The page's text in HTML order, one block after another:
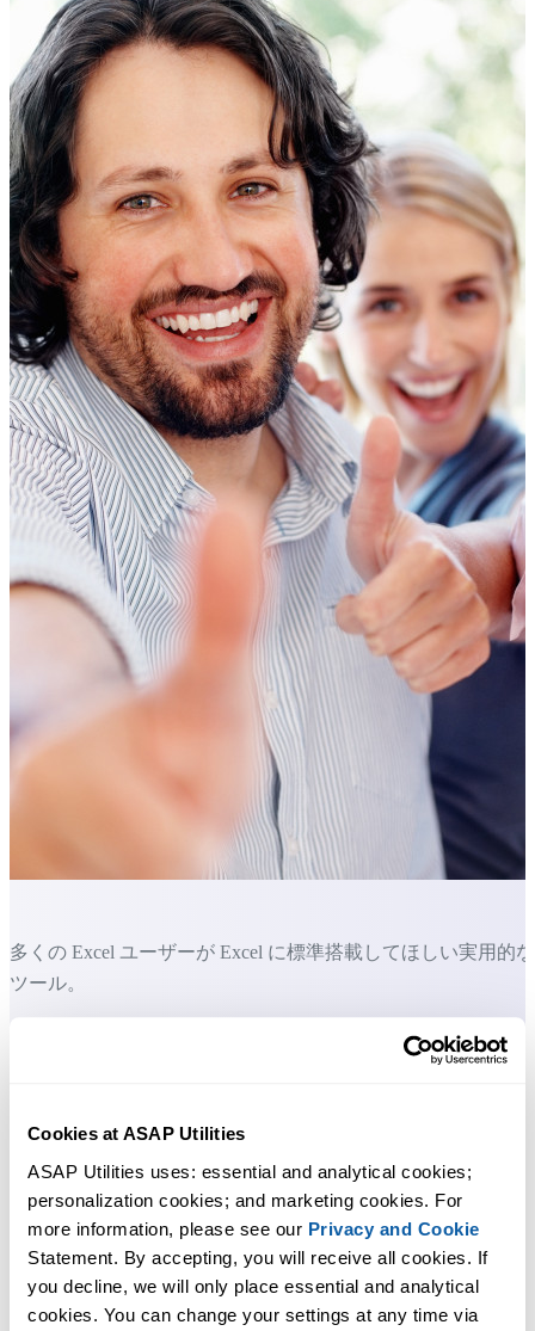
Cookies at ASAP Utilities
ASAP Utilities uses: essential and analytical cookies;
personalization cookies; and marketing cookies. For
more information, please see our Privacy and Cookie
Statement. By accepting, you will receive all cookies. If
you decline, we will only place essential and analytical
cookies. You can change your settings at any time via
多くの Excel ユーザーが Excel に標準搭載してほしい実用的な
ツール。
Excel の作業をもっと速く、もっと簡単
ASAP Utilities は、時間を節約し、Excel だけではできないこ
を可能にします。
すぐに使い始められます。トレーニングは必要ありません。
多くのユーザーは、まずいくつかのツールから使い始めます